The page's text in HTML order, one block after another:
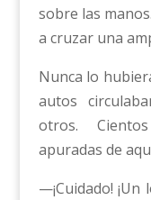
sobre las
a cruzar una
Nunca lo
autos
otros.
apuradas de
—¡Cuidado!